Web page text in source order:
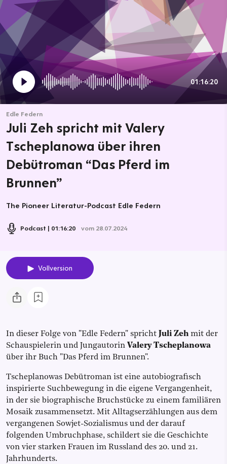
01:16:20
Edle Federn
Juli Zeh spricht mit Valery
Tscheplanowa über ihren
Debütroman “Das Pferd im
Brunnen”
The Pioneer Literatur-Podcast Edle Federn
Podcast 01:16:20 vom 28.07.2024
Vollversion
In dieser Folge von "Edle Federn" spricht Juli Zeh mit der
Schauspielerin und Jungautorin Valery Tscheplanowa
über ihr Buch "Das Pferd im Brunnen".
Tscheplanowas Debütroman ist eine autobiografisch
inspirierte Suchbewegung in die eigene Vergangenheit,
in der sie biographische Bruchstücke zu einem familiären
Mosaik zusammensetzt. Mit Alltagserzählungen aus dem
vergangenen Sowjet-Sozialismus und der darauf
folgenden Umbruchphase, schildert sie die Geschichte
von vier starken Frauen im Russland des 20. und 21.
Jahrhunderts.